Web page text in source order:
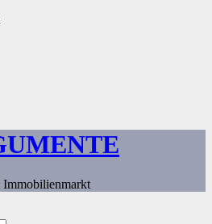
Immobilienmarkt